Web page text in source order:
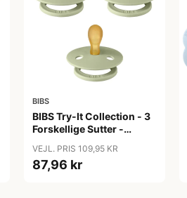
BIBS
BIBS Try-It Collection - 3
Forskellige Sutter -
VEJL. PRIS 109,95 KR
87,96 kr